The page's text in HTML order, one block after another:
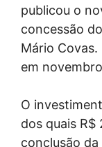
publicou o
concessão
Mário
em
O
dos quais R$
conclusão